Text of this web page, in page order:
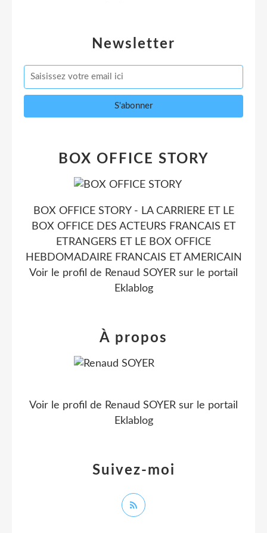
Newsletter
BOX OFFICE STORY
BOX OFFICE STORY - LA CARRIERE ET LE
BOX OFFICE DES ACTEURS FRANCAIS ET
ETRANGERS ET LE BOX OFFICE
HEBDOMADAIRE FRANCAIS ET AMERICAIN
Voir le profil de Renaud SOYER sur le portail
Eklablog
Suivez-moi
À propos
Voir le profil de Renaud SOYER sur le portail
Eklablog